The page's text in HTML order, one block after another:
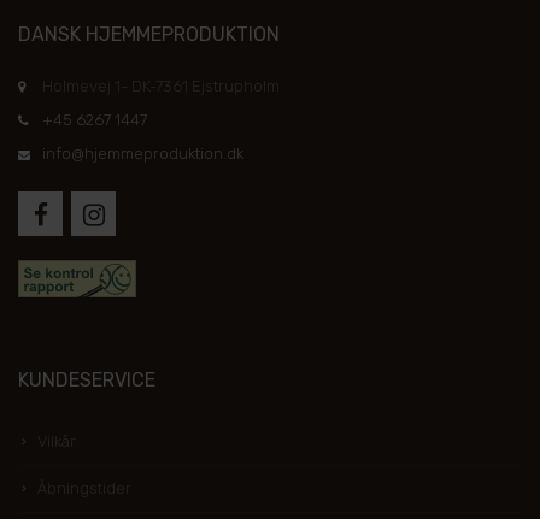
DANSK HJEMMEPRODUKTION
Holmevej 1- DK-7361 Ejstrupholm
+45 6267 1447
info@hjemmeproduktion.dk
KUNDESERVICE
Åbningstider